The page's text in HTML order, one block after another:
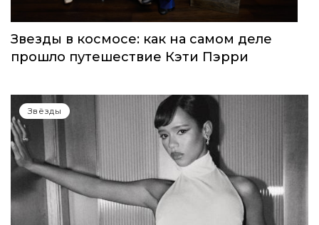
Звезды в космосе: как на самом деле
прошло путешествие Кэти Пэрри
Звёзды